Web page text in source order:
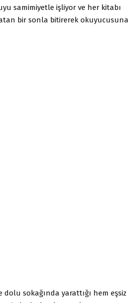
samimiyetle işliyor ve her kitabı
bir sonla bitirerek okuyucusuna
dolu sokağında yarattığı hem eşsiz